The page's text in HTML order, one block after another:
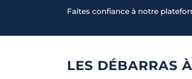
Faites confiance à notre
LES DÉBARRAS